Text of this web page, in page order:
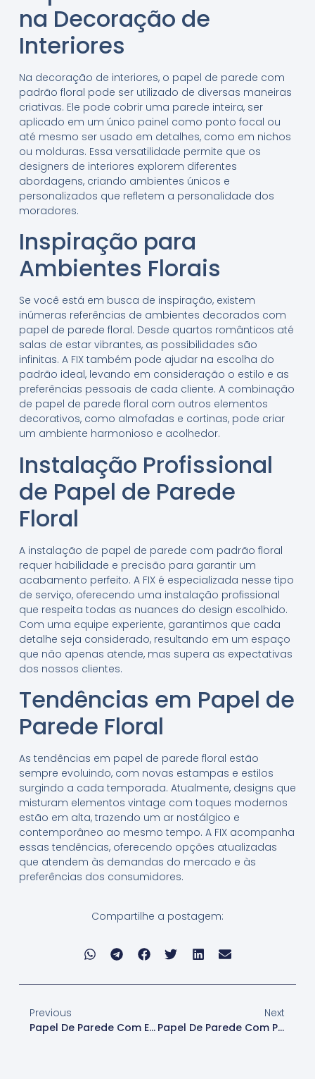
na Decoração de
Interiores
Na decoração de interiores, o papel de parede com
padrão floral pode ser utilizado de diversas maneiras
criativas. Ele pode cobrir uma parede inteira, ser
aplicado em um único painel como ponto focal ou
até mesmo ser usado em detalhes, como em nichos
ou molduras. Essa versatilidade permite que os
designers de interiores explorem diferentes
abordagens, criando ambientes únicos e
personalizados que refletem a personalidade dos
moradores.
Inspiração para
Ambientes Florais
Se você está em busca de inspiração, existem
inúmeras referências de ambientes decorados com
papel de parede floral. Desde quartos românticos até
salas de estar vibrantes, as possibilidades são
infinitas. A FIX também pode ajudar na escolha do
padrão ideal, levando em consideração o estilo e as
preferências pessoais de cada cliente. A combinação
de papel de parede floral com outros elementos
decorativos, como almofadas e cortinas, pode criar
um ambiente harmonioso e acolhedor.
Instalação Profissional
de Papel de Parede
Floral
A instalação de papel de parede com padrão floral
requer habilidade e precisão para garantir um
acabamento perfeito. A FIX é especializada nesse tipo
de serviço, oferecendo uma instalação profissional
que respeita todas as nuances do design escolhido.
Com uma equipe experiente, garantimos que cada
detalhe seja considerado, resultando em um espaço
que não apenas atende, mas supera as expectativas
dos nossos clientes.
Tendências em Papel de
Parede Floral
As tendências em papel de parede floral estão
sempre evoluindo, com novas estampas e estilos
surgindo a cada temporada. Atualmente, designs que
misturam elementos vintage com toques modernos
estão em alta, trazendo um ar nostálgico e
contemporâneo ao mesmo tempo. A FIX acompanha
essas tendências, oferecendo opções atualizadas
que atendem às demandas do mercado e às
preferências dos consumidores.
Compartilhe a postagem:
Previous
Papel De Parede Com Estampas Modernas
Next
Papel De Parede Com Padrão Geométrico